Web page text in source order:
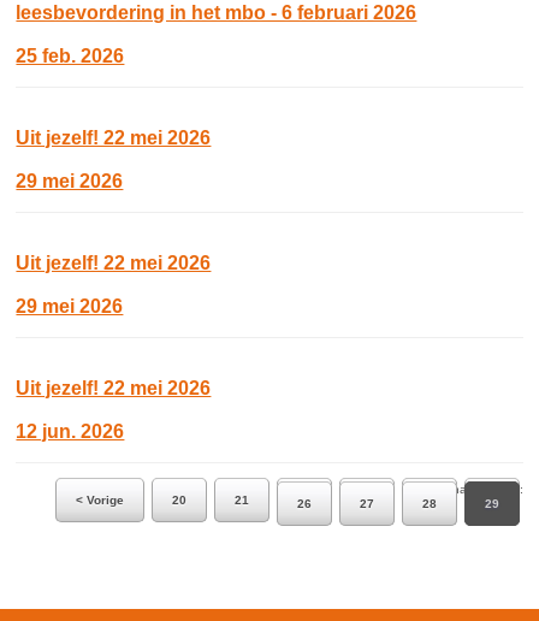
leesbevordering in het mbo - 6 februari 2026
25 feb. 2026
Uit jezelf! 22 mei 2026
29 mei 2026
Uit jezelf! 22 mei 2026
29 mei 2026
Uit jezelf! 22 mei 2026
12 jun. 2026
Ga naar pagina:
< Vorige
20 21 22 23 24 25
26 27 28 29